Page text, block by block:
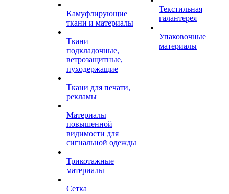
Камуфлирующие
ткани и материалы
Ткани
подкладочные,
ветрозащитные,
пуходержащие
Ткани для печати,
рекламы
Материалы
повышенной
видимости для
сигнальной одежды
Трикотажные
материалы
Сетка
Текстильная
галантерея
Упаковочные
материалы